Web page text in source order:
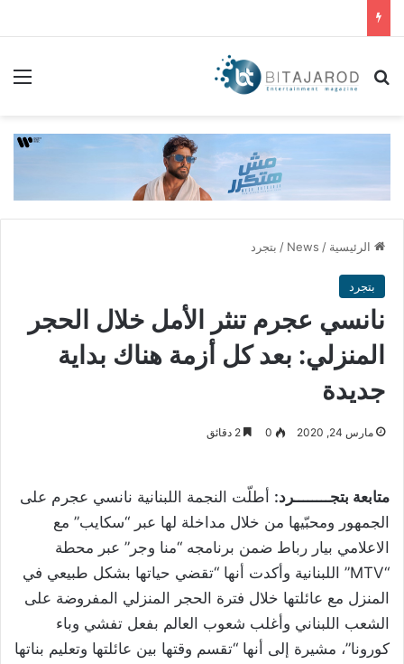
بحث عن
الرئيسية /
News
/ بتجرد
بتجرد
نانسي عجرم تنثر الأمل خلال الحجر
المنزلي: بعد كل أزمة هناك بداية
جديدة
مارس 24, 2020 0
متابعة بتجــــــــرد: أطلّت النجمة اللبنانية نانسي عجرم على
الجمهور ومحبّيها من خلال مداخلة لها عبر “سكايب” مع
الاعلامي بيار رباط ضمن برنامجه “منا وجر” عبر محطة
“MTV” اللبنانية وأكدت أنها “تقضي حياتها بشكل طبيعي في
المنزل مع عائلتها خلال فترة الحجر المنزلي المفروضة على
الشعب اللبناني وأغلب شعوب العالم بفعل تفشي وباء
كورونا”، مشيرة إلى أنها “تقسم وقتها بين عائلتها وتعليم بناتها